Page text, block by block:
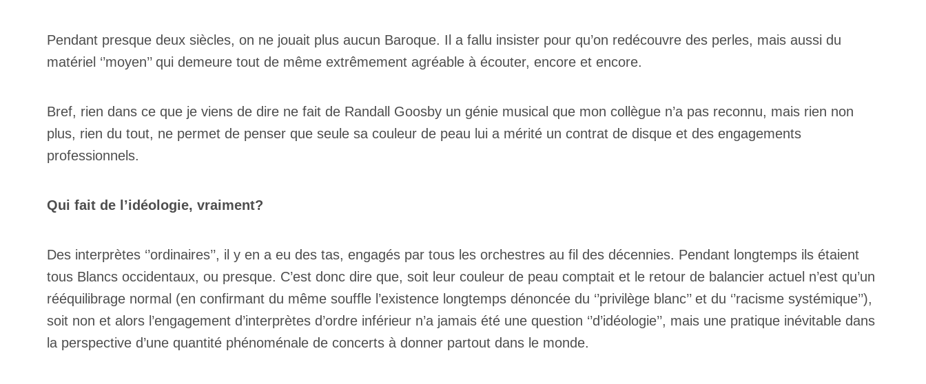
Pendant presque deux siècles, on ne jouait plus aucun Baroque. Il a fallu insister pour qu’on redécouvre des perles, mais aussi du
matériel ‘’moyen’’ qui demeure tout de même extrêmement agréable à écouter, encore et encore.
Bref, rien dans ce que je viens de dire ne fait de Randall Goosby un génie musical que mon collègue n’a pas reconnu, mais rien non
plus, rien du tout, ne permet de penser que seule sa couleur de peau lui a mérité un contrat de disque et des engagements
professionnels.
Qui fait de l’idéologie, vraiment?
Des interprètes ‘’ordinaires’’, il y en a eu des tas, engagés par tous les orchestres au fil des décennies. Pendant longtemps ils étaient
tous Blancs occidentaux, ou presque. C’est donc dire que, soit leur couleur de peau comptait et le retour de balancier actuel n’est qu’un
rééquilibrage normal (en confirmant du même souffle l’existence longtemps dénoncée du ‘’privilège blanc’’ et du ‘’racisme systémique’’),
soit non et alors l’engagement d’interprètes d’ordre inférieur n’a jamais été une question ‘’d’idéologie’’, mais une pratique inévitable dans
la perspective d’une quantité phénoménale de concerts à donner partout dans le monde.